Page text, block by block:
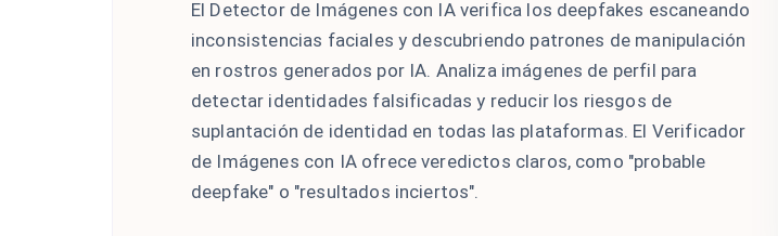
El Detector de Imágenes con IA verifica los deepfakes escaneando
inconsistencias faciales y descubriendo patrones de manipulación
en rostros generados por IA. Analiza imágenes de perfil para
detectar identidades falsificadas y reducir los riesgos de
suplantación de identidad en todas las plataformas. El Verificador
de Imágenes con IA ofrece veredictos claros, como "probable
deepfake" o "resultados inciertos".